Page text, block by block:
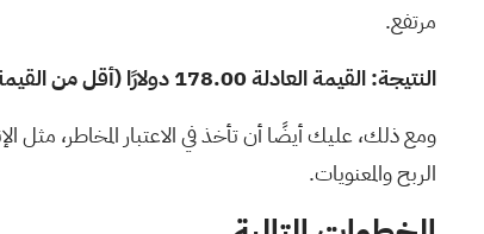
مرتفع.
النتيجة: القيمة العادلة 178.00 دولارًا (أقل من القيمة الحقيقية)
ومع ذلك، عليك أيضًا أن تأخذ في الاعتبار المخاطر، مثل
الربح والمعنويات.